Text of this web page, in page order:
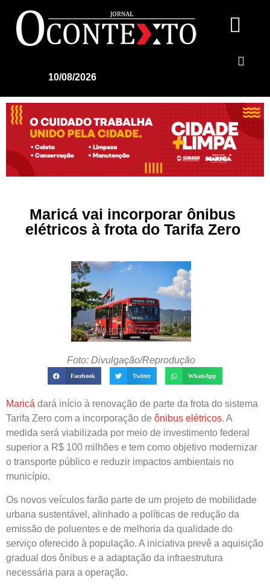
10/08/2026
Maricá vai incorporar ônibus
elétricos à frota do Tarifa Zero
Foto: Divulgação/Reprodução
Facebook Twitter WhatsApp
Maricá dará início à renovação de parte da frota do sistema
Tarifa Zero com a incorporação de ônibus elétricos. A
medida será viabilizada por meio de investimento federal
superior a R$ 100 milhões e tem como objetivo modernizar
o transporte público e reduzir impactos ambientais no
município.
Os novos veículos farão parte de um projeto de mobilidade
urbana sustentável, alinhado a políticas de redução da
emissão de poluentes e de melhoria da qualidade do
serviço oferecido à população. A iniciativa prevê a aquisição
gradual dos ônibus e a adaptação da infraestrutura
necessária para a operação.